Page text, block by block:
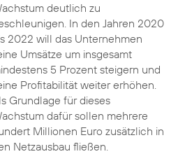
deutlich zu
In den Jahren 2020
2022 will das Unternehmen
Umsätze um insgesamt
5 Prozent steigern und
Profitabilität weiter erhöhen.
Grundlage für dieses
dafür sollen mehrere
Millionen Euro zusätzlich in
Netzausbau fließen.